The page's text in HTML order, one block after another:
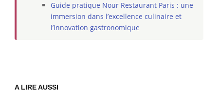
Guide pratique Nour Restaurant Paris : une
immersion dans l’excellence culinaire et
l’innovation gastronomique
A LIRE AUSSI